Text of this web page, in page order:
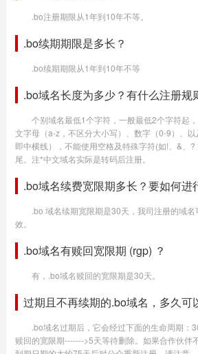
.bo注册期限从1年到10年不等。
.bo续期期限是多长？
.bo续期期限从1年到10年不等
.bo域名长度为多少？有什么注册规
个别域名最低1个字符，一般最低2个字符起
文字母（a-z，不区分大小写）、数字（0-9）、以
即中横线），不能使用空格及特殊字符(如!、&、
尾。注*中文域名实际是转码后注册。
.bo域名续费宽限期多长？要如何进
.bo 域名续期宽限期是30天，我司注册的域
效。
.bo域名有赎回宽限期 (rgp) ？
有，.bo域名赎回的宽限期是30天。
过期且不再续期的.bo域名，多久可
.bo域名过期后，它会经过下面的生命周期：
赎回的宽限期------->5天等待删除。如果合作伙伴